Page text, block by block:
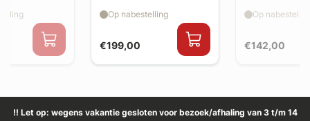
bumper)
€199,00
Op nabestelling
€142,00
Op
!! Let op: wegens vakantie gesloten voor bezoek/afhaling van 3 t/m 14